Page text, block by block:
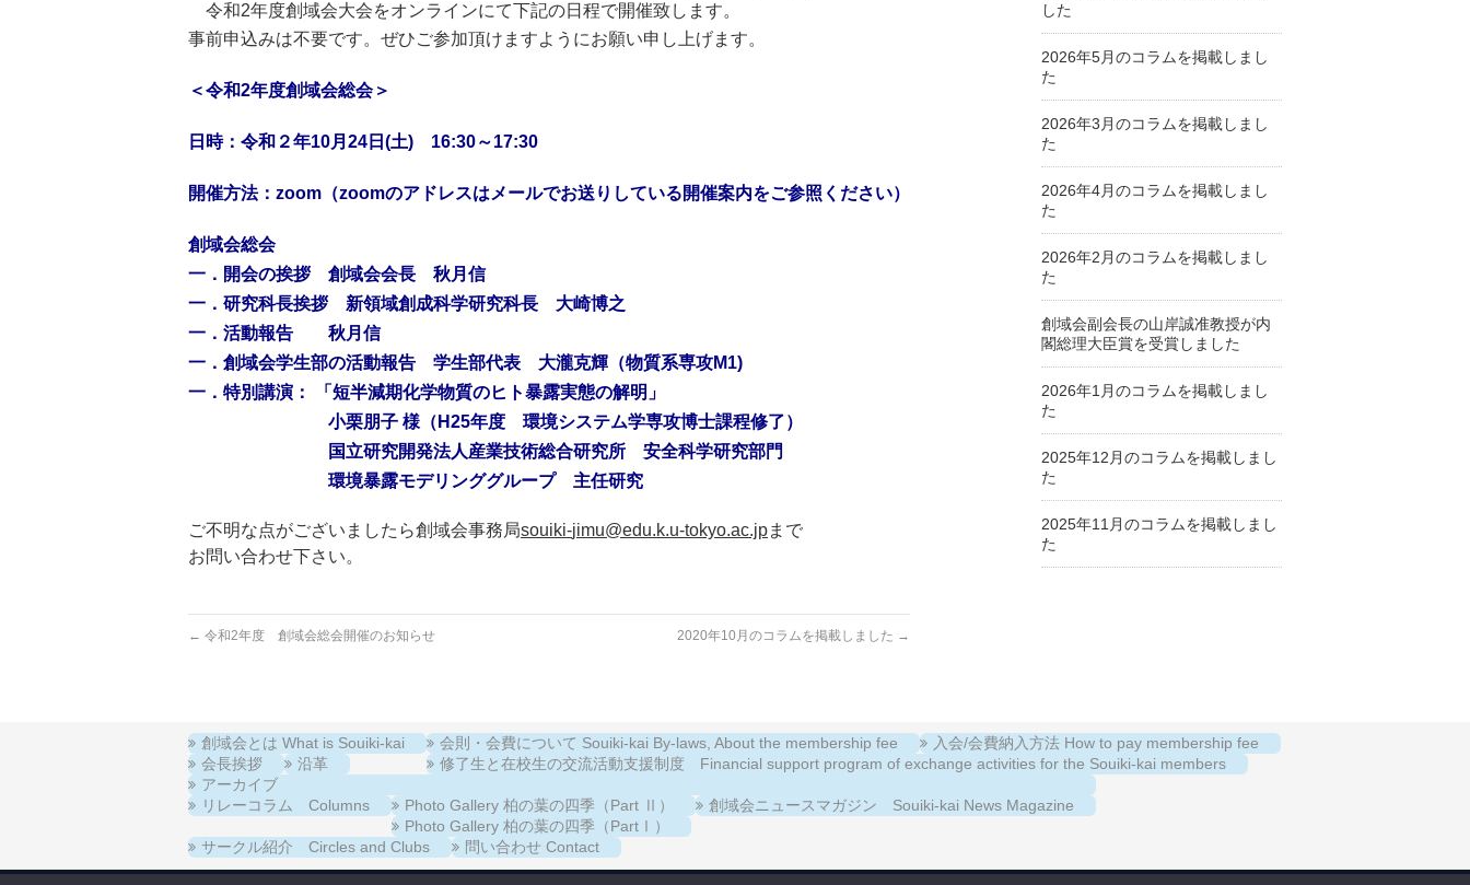
令和2年度創域会大会をオンラインにて下記の日程で開催致します。
事前申込みは不要です。 ぜひご参加頂けますようにお願い申し上げます。
＜令和2年度創域会総会＞
日時：令和２年10月24日(土) 16:30～17:30
開催方法：zoom（zoomのアドレスはメールでお送りしている開催案内をご参照ください）
創域会総会
一．開会の挨拶 創域会会長 秋月信
一．研究科長挨拶 新領域創成科学研究科長 大崎博之
一．活動報告 秋月信
一．創域会学生部の活動報告 学生部代表 大瀧克輝（物質系専攻M1)
一．特別講演： 「短半減期化学物質のヒト暴露実態の解明」
小栗朋子 様（H25年度 環境システム学専攻博士課程修了）
国立研究開発法人産業技術総合研究所 安全科学研究部門
環境暴露モデリンググループ 主任研究
ご不明な点がございましたら創域会事務局souiki-jimu@edu.k.u-tokyo.ac.jpまで
お問い合わせ下さい。
← 令和2年度 創域会総会開催のお知らせ 2020年10月のコラムを掲載しました →
した
2026年5月のコラムを掲載しまし
た
2026年3月のコラムを掲載しまし
た
2026年4月のコラムを掲載しまし
た
2026年2月のコラムを掲載しまし
た
創域会副会長の山岸誠准教授が内
閣総理大臣賞を受賞しました
2026年1月のコラムを掲載しまし
た
2025年12月のコラムを掲載しまし
た
2025年11月のコラムを掲載しまし
た
創域会とは What is Souiki-kai
会長挨拶
沿革
会則・会費について Souiki-kai By-laws, About the membership fee
入会/会費納入方法 How to pay membership fee
修了生と在校生の交流活動支援制度 Financial support program of exchange activities for the Souiki-kai members
アーカイブ
リレーコラム Columns
Photo Gallery 柏の葉の四季（Part Ⅱ）
Photo Gallery 柏の葉の四季（PartⅠ）
創域会ニュースマガジン Souiki-kai News Magazine
サークル紹介 Circles and Clubs 問い合わせ Contact